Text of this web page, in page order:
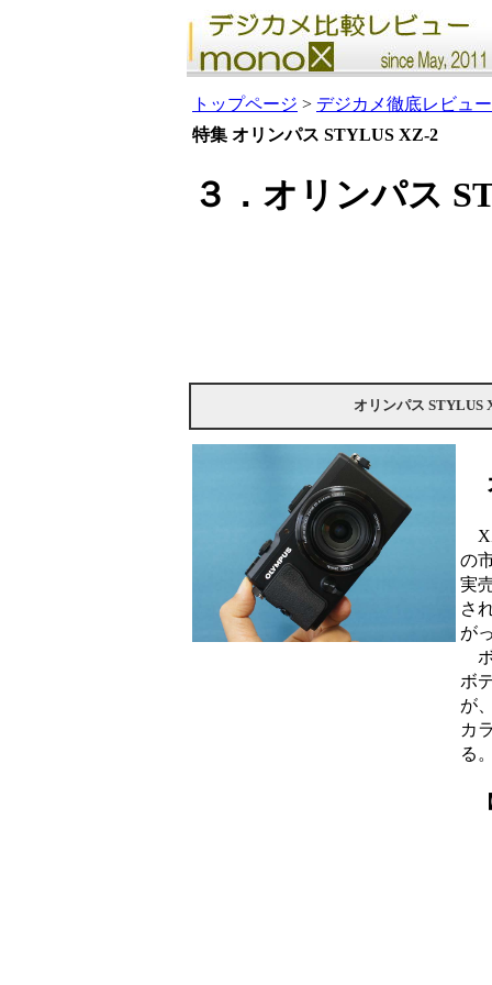
トップページ > デジカメ徹底レビュー
特集 オリンパス STYLUS XZ-2
３．オリンパス
オリンパス STYLUS
の
実
さ
が
ボ
ボ
が
カ
る